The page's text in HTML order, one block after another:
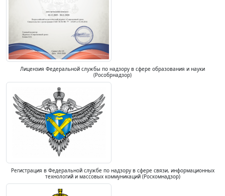
Лицензия Федеральной службы по надзору в сфере образования и науки
(Рособрнадзор)
Регистрация в Федеральной службе по надзору в сфере связи, информационных
технологий и массовых коммуникаций (Роскомнадзор)